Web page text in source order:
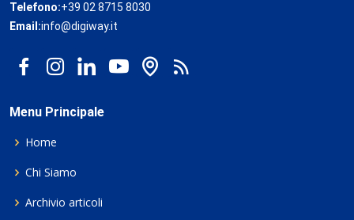
Telefono:+39 02 8715 8030
Email:info@digiway.it
Menu Principale
Home
Chi Siamo
Archivio articoli